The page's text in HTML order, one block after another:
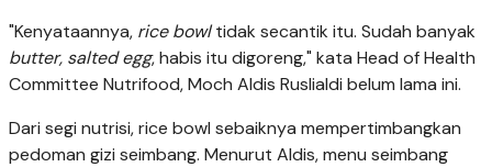
"Kenyataannya, rice bowltidak secantik itu. Sudah banyak
butter, salted egg, habis itu digoreng," kata Head of Health
Committee Nutrifood, Moch Aldis Ruslialdi belum lama ini.
Dari segi nutrisi, rice bowl sebaiknya mempertimbangkan
pedoman gizi seimbang. Menurut Aldis, menu seimbang